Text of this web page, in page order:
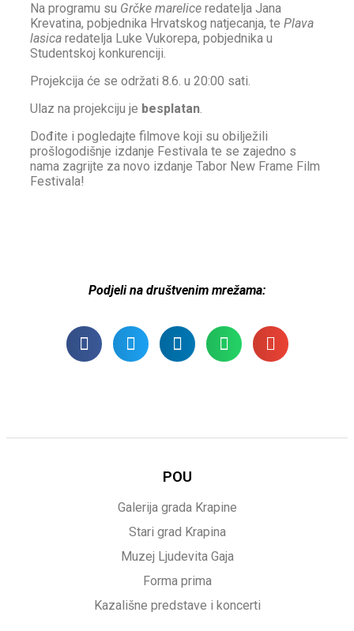
Na programu su Grčke marelice redatelja Jana
Krevatina, pobjednika Hrvatskog natjecanja, te Plava
lasica redatelja Luke Vukorepa, pobjednika u
Studentskoj konkurenciji.
Projekcija će se održati 8.6. u 20:00 sati.
Ulaz na projekciju je besplatan.
Dođite i pogledajte filmove koji su obilježili
prošlogodišnje izdanje Festivala te se zajedno s
nama zagrijte za novo izdanje Tabor New Frame Film
Festivala!
Podjeli na društvenim mrežama:
POU
Galerija grada Krapine
Stari grad Krapina
Muzej Ljudevita Gaja
Forma prima
Kazališne predstave i koncerti